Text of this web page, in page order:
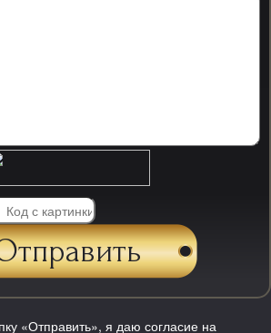
«Отправить», я даю согласие на